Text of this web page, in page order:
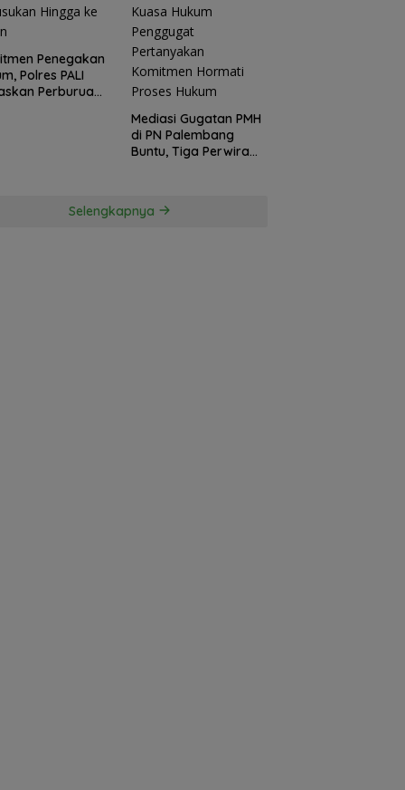
Penegakan
Polres PALI
Perburuan
Mediasi Gugatan PMH
di PN Palembang
Buntu, Tiga Perwira
Pertanyakan
Selengkapnya